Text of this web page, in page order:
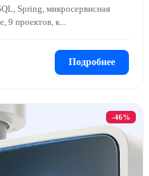
Spring, микросервисная
проектов, к...
Подробнее
-46%